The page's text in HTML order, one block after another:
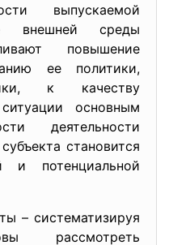
выпускаемой
внешней среды
повышение
ее политики,
к качеству
основным
деятельности
становится
и потенциальной
систематизируя
рассмотреть